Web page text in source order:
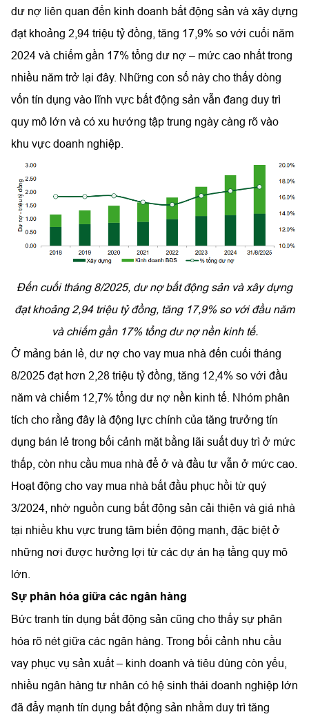
dư nợ liên quan đến kinh doanh bất động sản và xây dựng
đạt khoảng 2,94 triệu tỷ đồng, tăng 17,9% so với cuối năm
2024 và chiếm gần 17% tổng dư nợ – mức cao nhất trong
nhiều năm trở lại đây. Những con số này cho thấy dòng
vốn tín dụng vào lĩnh vực bất động sản vẫn đang duy trì
quy mô lớn và có xu hướng tập trung ngày càng rõ vào
khu vực doanh nghiệp.
Đến cuối tháng 8/2025, dư nợ bất động sản và xây dựng
đạt khoảng 2,94 triệu tỷ đồng, tăng 17,9% so với đầu năm
và chiếm gần 17% tổng dư nợ nền kinh tế.
Ở mảng bán lẻ, dư nợ cho vay mua nhà đến cuối tháng
8/2025 đạt hơn 2,28 triệu tỷ đồng, tăng 12,4% so với đầu
năm và chiếm 12,7% tổng dư nợ nền kinh tế. Nhóm phân
tích cho rằng đây là động lực chính của tăng trưởng tín
dụng bán lẻ trong bối cảnh mặt bằng lãi suất duy trì ở mức
thấp, còn nhu cầu mua nhà để ở và đầu tư vẫn ở mức cao.
Hoạt động cho vay mua nhà bắt đầu phục hồi từ quý
3/2024, nhờ nguồn cung bất động sản cải thiện và giá nhà
tại nhiều khu vực trung tâm biến động mạnh, đặc biệt ở
những nơi được hưởng lợi từ các dự án hạ tầng quy mô
lớn.
Sự phân hóa giữa các ngân hàng
Bức tranh tín dụng bất động sản cũng cho thấy sự phân
hóa rõ nét giữa các ngân hàng. Trong bối cảnh nhu cầu
vay phục vụ sản xuất – kinh doanh và tiêu dùng còn yếu,
nhiều ngân hàng tư nhân có hệ sinh thái doanh nghiệp lớn
đã đẩy mạnh tín dụng bất động sản nhằm duy trì tăng